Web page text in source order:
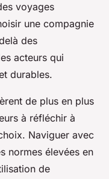
voyages
une compagnie
des
acteurs qui
durables.
de plus en plus
à réfléchir à
Naviguer avec
normes élevées en
de